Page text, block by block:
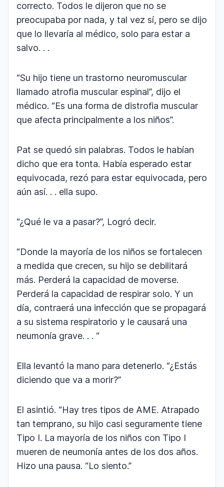
correcto. Todos le dijeron que no se
preocupaba por nada, y tal vez sí, pero se dijo
que lo llevaría al médico, solo para estar a
salvo. . .
“Su hijo tiene un trastorno neuromuscular
llamado atrofia muscular espinal”, dijo el
médico. “Es una forma de distrofia muscular
que afecta principalmente a los niños”.
Pat se quedó sin palabras. Todos le habían
dicho que era tonta. Había esperado estar
equivocada, rezó para estar equivocada, pero
aún así. . . ella supo.
“¿Qué le va a pasar?”, Logró decir.
“Donde la mayoría de los niños se fortalecen
a medida que crecen, su hijo se debilitará
más. Perderá la capacidad de moverse.
Perderá la capacidad de respirar solo. Y un
día, contraerá una infección que se propagará
a su sistema respiratorio y le causará una
neumonía grave. . . “
Ella levantó la mano para detenerlo. “¿Estás
diciendo que va a morir?”
El asintió. “Hay tres tipos de AME. Atrapado
tan temprano, su hijo casi seguramente tiene
Tipo I. La mayoría de los niños con Tipo I
mueren de neumonía antes de los dos años.
Hizo una pausa. “Lo siento.”